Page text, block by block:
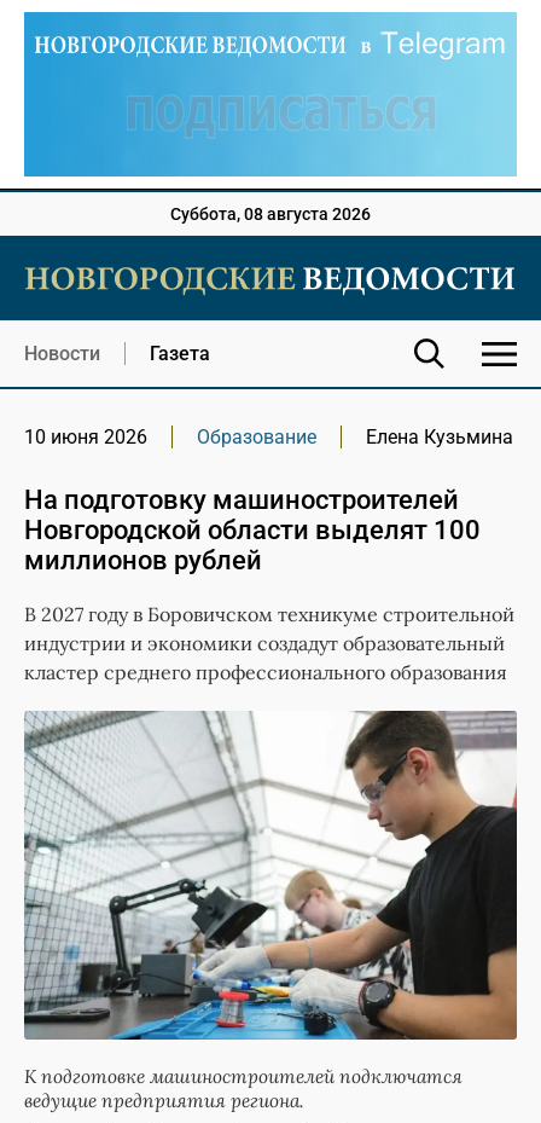
Суббота, 08 августа 2026
Новости Газета
10 июня 2026 Образование Елена Кузьмина
На подготовку машиностроителей
Новгородской области выделят 100
миллионов рублей
В 2027 году в Боровичском техникуме строительной
индустрии и экономики создадут образовательный
кластер среднего профессионального образования
К подготовке машиностроителей подключатся
ведущие предприятия региона.